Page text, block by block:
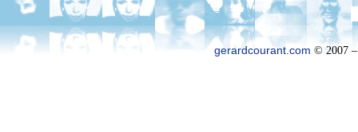
gerardcourant.com © 2007